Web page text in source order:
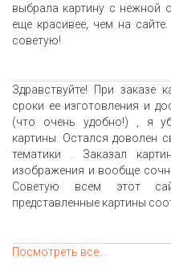
выбрала картину с нежной
еще красивее, чем на
советую!
Здравствуйте! При заказе
сроки ее изготовления и
(что очень удобно!) , я
картины. Остался доволен
тематики . Заказал
изображения и вообще
Советую всем этот
представленные картины
Посмотреть все...